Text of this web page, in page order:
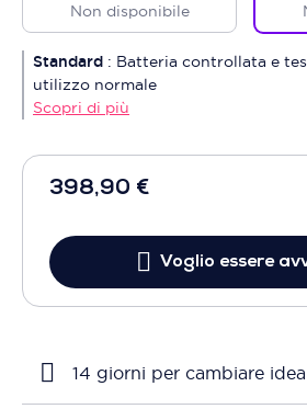
398,90 €
Voglio essere
Non disponibile
Standard : Batteria controllata e
utilizzo normale
Scopri di più
14 giorni per cambiare idea